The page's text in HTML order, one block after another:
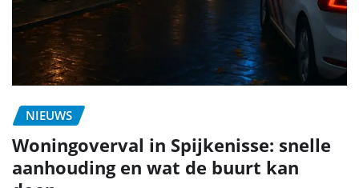
NIEUWS
Woningoverval in Spijkenisse: snelle
aanhouding en wat de buurt kan